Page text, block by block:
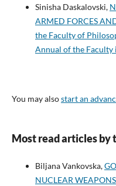
Sinisha Daskalovski,
ARMED FORCES
the Faculty of
Annual of the Faculty
You may alsostart an
Most read articles by
Biljana Vankovska,
NUCLEAR